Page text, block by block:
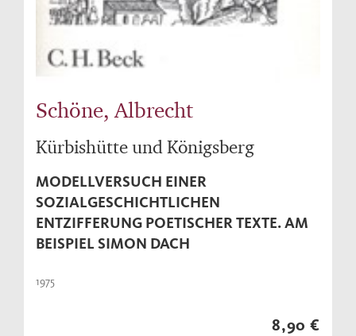
Schöne, Albrecht
Kürbishütte und Königsberg
MODELLVERSUCH EINER
SOZIALGESCHICHTLICHEN
ENTZIFFERUNG POETISCHER TEXTE. AM
BEISPIEL SIMON DACH
1975
8,90 €